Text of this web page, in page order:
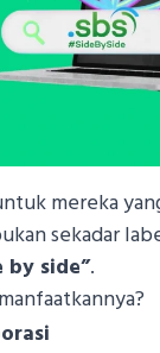
mereka
sekadar
by side”.